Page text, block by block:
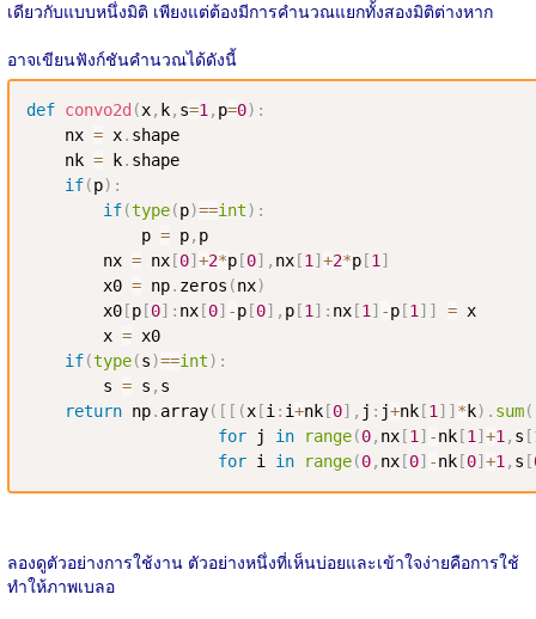
เดียวกับแบบหนึ่งมิติ เพียงแต่ต้องมีการคำนวณแยกทั้งสองมิติต่างหาก
อาจเขียนฟังก์ชันคำนวณได้ดังนี้
def convo2d (x, k, s=1 , p=0) :
    nx
= x. shape
    nk
= k. shape
if(p) :
if(type(p)==int) :
            p
= p, p
        nx
= nx [0] +2*p [0] , nx [1 ] +2*p [1 ]
        x0
= np. zeros (nx)
        x0
[p [0] : nx [0] -p [0] , p [1 ] : nx [1 ] -p [1 ] ] = x
        x
= x0
if(type(s)==int) :
        s
= s , s
return np. array( [ [ (x [i : i+nk [0] , j : j+nk [1 ] ] * k) . sum(
for j in range(0, nx [1 ] -nk [1 ] +1 , s [
for i in range(0, nx [0] -nk [0] +1 , s [
ลองดูตัวอย่างการใช้งาน ตัวอย่างหนึ่งที่เห็นบ่อยและเข้าใจง่ายคือการใช้
ทำให้ภาพเบลอ